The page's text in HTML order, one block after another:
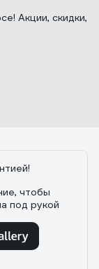
Акции, скидки,
чтобы
под рукой